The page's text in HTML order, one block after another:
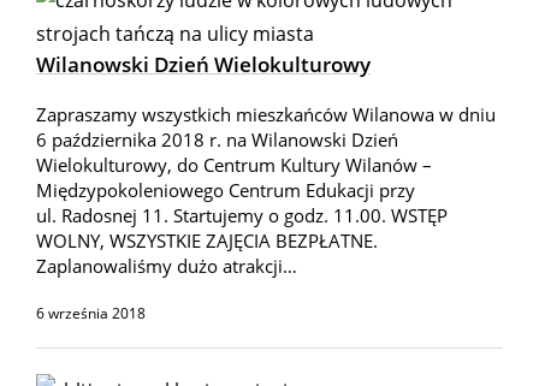
Wilanowski Dzień Wielokulturowy
Zapraszamy wszystkich mieszkańców Wilanowa w dniu
6 października 2018 r. na Wilanowski Dzień
Wielokulturowy, do Centrum Kultury Wilanów –
Międzypokoleniowego Centrum Edukacji przy
ul. Radosnej 11. Startujemy o godz. 11.00. WSTĘP
WOLNY, WSZYSTKIE ZAJĘCIA BEZPŁATNE.
Zaplanowaliśmy dużo atrakcji…
6 września 2018